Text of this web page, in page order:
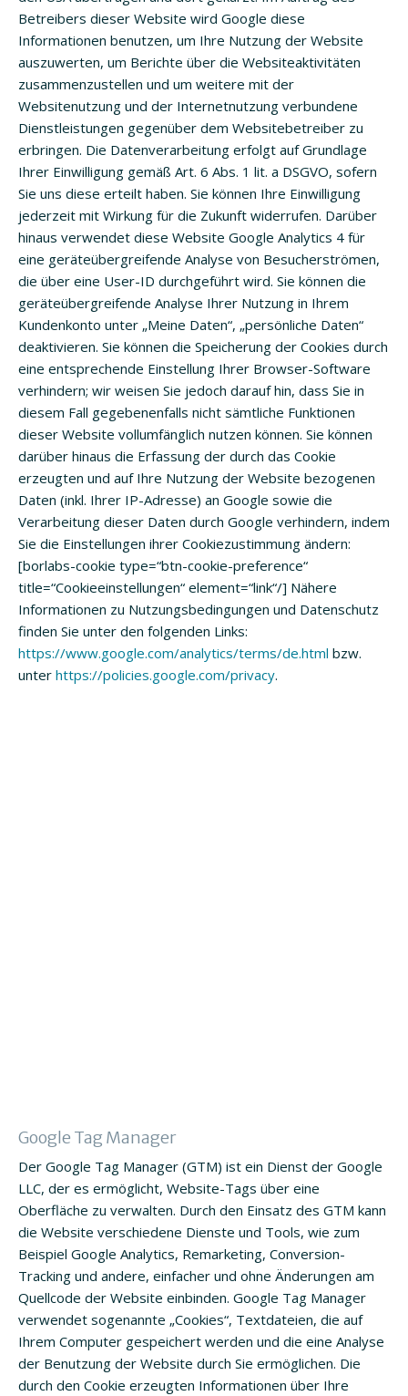
Betreibers dieser Website wird Google diese
Informationen benutzen, um Ihre Nutzung der Website
auszuwerten, um Berichte über die Websiteaktivitäten
zusammenzustellen und um weitere mit der
Websitenutzung und der Internetnutzung verbundene
Dienstleistungen gegenüber dem Websitebetreiber zu
erbringen. Die Datenverarbeitung erfolgt auf Grundlage
Ihrer Einwilligung gemäß Art. 6 Abs. 1 lit. a DSGVO, sofern
Sie uns diese erteilt haben. Sie können Ihre Einwilligung
jederzeit mit Wirkung für die Zukunft widerrufen. Darüber
hinaus verwendet diese Website Google Analytics 4 für
eine geräteübergreifende Analyse von Besucherströmen,
die über eine User-ID durchgeführt wird. Sie können die
geräteübergreifende Analyse Ihrer Nutzung in Ihrem
Kundenkonto unter „Meine Daten“, „persönliche Daten“
deaktivieren. Sie können die Speicherung der Cookies durch
eine entsprechende Einstellung Ihrer Browser-Software
verhindern; wir weisen Sie jedoch darauf hin, dass Sie in
diesem Fall gegebenenfalls nicht sämtliche Funktionen
dieser Website vollumfänglich nutzen können. Sie können
darüber hinaus die Erfassung der durch das Cookie
erzeugten und auf Ihre Nutzung der Website bezogenen
Daten (inkl. Ihrer IP-Adresse) an Google sowie die
Verarbeitung dieser Daten durch Google verhindern, indem
Sie die Einstellungen ihrer Cookiezustimmung ändern:
[borlabs-cookie type=“btn-cookie-preference“
title=“Cookieeinstellungen“ element=“link“/] Nähere
Informationen zu Nutzungsbedingungen und Datenschutz
finden Sie unter den folgenden Links:
https://www.google.com/analytics/terms/de.html bzw.
unter https://policies.google.com/privacy.
Google Tag Manager
Der Google Tag Manager (GTM) ist ein Dienst der Google
LLC, der es ermöglicht, Website-Tags über eine
Oberfläche zu verwalten. Durch den Einsatz des GTM kann
die Website verschiedene Dienste und Tools, wie zum
Beispiel Google Analytics, Remarketing, Conversion-
Tracking und andere, einfacher und ohne Änderungen am
Quellcode der Website einbinden. Google Tag Manager
verwendet sogenannte „Cookies“, Textdateien, die auf
Ihrem Computer gespeichert werden und die eine Analyse
der Benutzung der Website durch Sie ermöglichen. Die
durch den Cookie erzeugten Informationen über Ihre